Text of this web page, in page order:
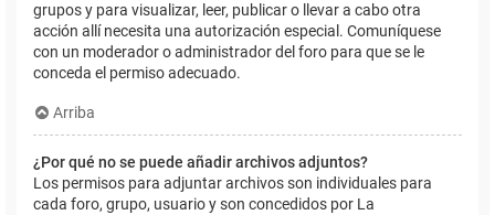
grupos y para visualizar, leer, publicar o llevar a cabo otra
acción allí necesita una autorización especial. Comuníquese
con un moderador o administrador del foro para que se le
conceda el permiso adecuado.
Arriba
¿Por qué no se puede añadir archivos adjuntos?
Los permisos para adjuntar archivos son individuales para
cada foro, grupo, usuario y son concedidos por La